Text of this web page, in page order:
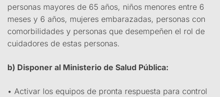
personas mayores de 65 años, niños menores entre 6
meses y 6 años, mujeres embarazadas, personas con
comorbilidades y personas que desempeñen el rol de
cuidadores de estas personas.
b) Disponer al Ministerio de Salud Pública:
• Activar los equipos de pronta respuesta para control